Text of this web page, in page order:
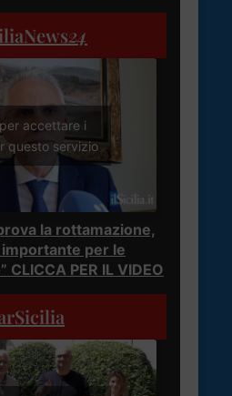
24
accettare i
questo servizio
la rottamazione,
per le
PER IL VIDEO